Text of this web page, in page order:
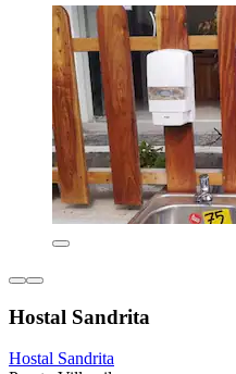
Hostal Sandrita
Hostal Sandrita